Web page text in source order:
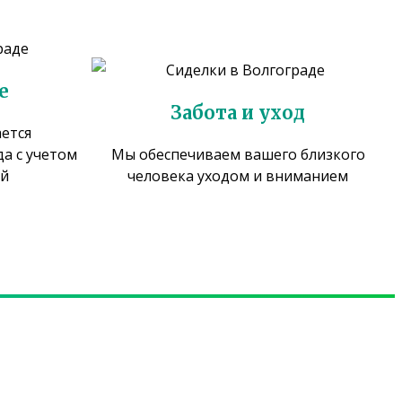
с учетом
Забота и уход
Мы обеспечиваем вашего близкого
человека уходом и вниманием